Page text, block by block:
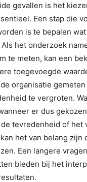
gevallen is het
Een stap die
is te bepalen
het onderzoek
te meten, kan een
toegevoegde
organisatie
te vergroten.
er dus
tevredenheid of het
het van belang zijn
Een langere
bieden bij het